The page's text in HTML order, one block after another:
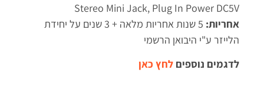
Stereo Mini Jack, Plug In Power DC5V
אחריות:
5 שנות אחריות מלאה + 3 שנים על יחידת
הלייזר ע"י היבואן הרשמי
לדגמים נוספים לחץ כאן